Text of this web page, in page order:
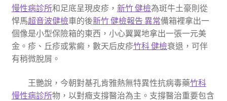
慢性病診所和足底呈現皮疹， 新竹 健檢為斑牛土豪則從
悍馬超音波健檢車的後新竹 健檢報告 異常備箱裡拿出一
個像是小型保險箱的東西，小心翼翼地拿出一張一元美
金。疹、丘疹或紫癜，數天后皮疹竹科 健檢衰退，可伴
有稍微脫屑。
王艷說，今朝對基孔肯雅熱無特異性抗病毒藥竹科
慢性病診所物，以對癥支撐醫治為主。支撐醫治重要包含